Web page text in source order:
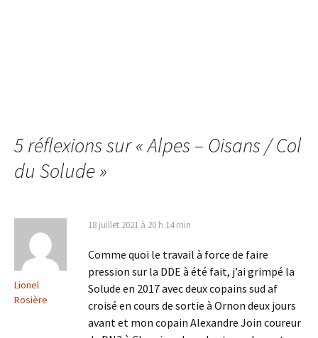
5 réflexions sur «Alpes – Oisans / Col
du Solude»
Lionel
Rosière
18 juillet 2021 à 20 h 14 min
Comme quoi le travail à force de faire
pression sur la DDE à été fait, j’ai grimpé la
Solude en 2017 avec deux copains sud af
croisé en cours de sortie à Ornon deux jours
avant et mon copain Alexandre Join coureur